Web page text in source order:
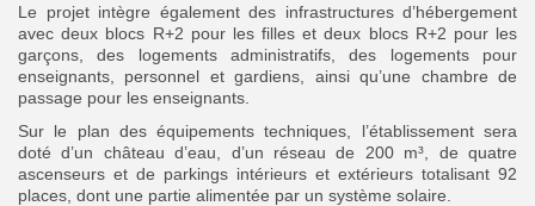
Le projet intègre également des infrastructures d’hébergement
avec deux blocs R+2 pour les filles et deux blocs R+2 pour les
garçons, des logements administratifs, des logements pour
enseignants, personnel et gardiens, ainsi qu’une chambre de
passage pour les enseignants.
Sur le plan des équipements techniques, l’établissement sera
doté d’un château d’eau, d’un réseau de 200 m³, de quatre
ascenseurs et de parkings intérieurs et extérieurs totalisant 92
places, dont une partie alimentée par un système solaire.